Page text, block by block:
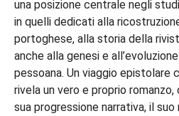
una posizione centrale negli
in quelli dedicati alla
portoghese, alla storia della
anche alla genesi e
pessoana. Un viaggio epistolare
rivela un vero e proprio romanzo,
sua progressione narrativa, il